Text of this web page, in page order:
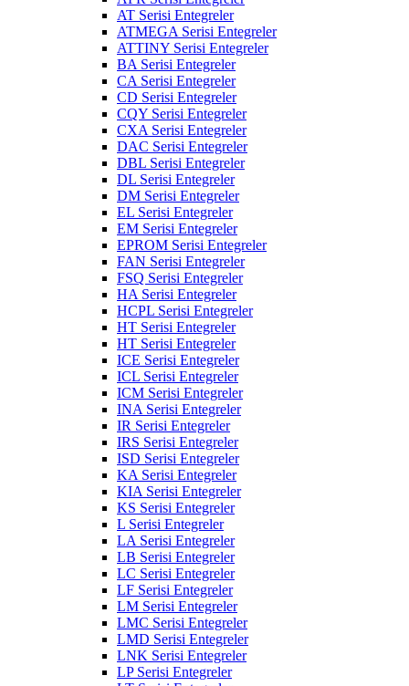
AT Serisi Entegreler
ATMEGA Serisi Entegreler
ATTINY Serisi Entegreler
BA Serisi Entegreler
CA Serisi Entegreler
CD Serisi Entegreler
CQY Serisi Entegreler
CXA Serisi Entegreler
DAC Serisi Entegreler
DBL Serisi Entegreler
DL Serisi Entegreler
DM Serisi Entegreler
EL Serisi Entegreler
EM Serisi Entegreler
EPROM Serisi Entegreler
FAN Serisi Entegreler
FSQ Serisi Entegreler
HA Serisi Entegreler
HCPL Serisi Entegreler
HT Serisi Entegreler
HT Serisi Entegreler
ICE Serisi Entegreler
ICL Serisi Entegreler
ICM Serisi Entegreler
INA Serisi Entegreler
IR Serisi Entegreler
IRS Serisi Entegreler
ISD Serisi Entegreler
KA Serisi Entegreler
KIA Serisi Entegreler
KS Serisi Entegreler
L Serisi Entegreler
LA Serisi Entegreler
LB Serisi Entegreler
LC Serisi Entegreler
LF Serisi Entegreler
LM Serisi Entegreler
LMC Serisi Entegreler
LMD Serisi Entegreler
LNK Serisi Entegreler
LP Serisi Entegreler